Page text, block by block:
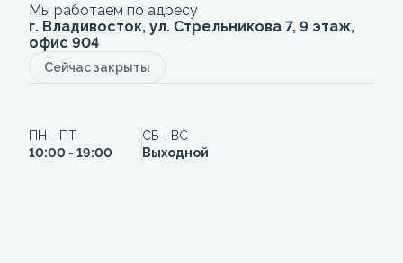
Мы работаем по адресу
г. Владивосток, ул. Стрельникова 7, 9 этаж,
офис 904
Сейчас закрыты
ПН - ПТ
10:00 - 19:00
СБ - ВС
Выходной